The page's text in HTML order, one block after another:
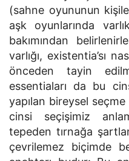
(sahne oyununun
aşk oyunlarında
bakımından
varlığı, existentia’sı
önceden tayin
essentiaları da bu
yapılan bireysel
cinsi seçişimiz
tepeden tırnağa
çevrilemez biçimde